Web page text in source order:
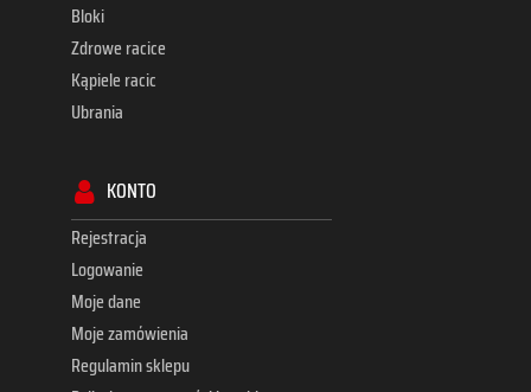
Bloki
Zdrowe racice
Kąpiele racic
Ubrania
KONTO
Rejestracja
Logowanie
Moje dane
Moje zamówienia
Regulamin sklepu